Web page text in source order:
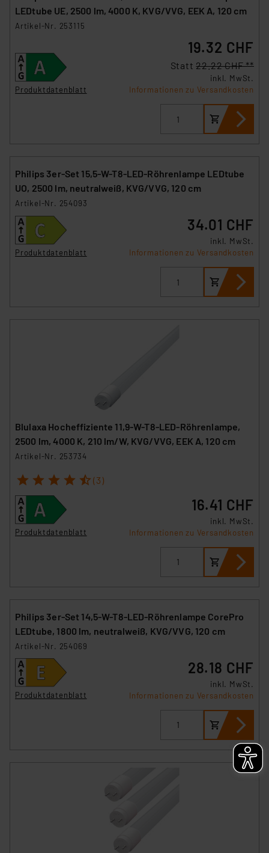
LEDtube UE, 2500 lm, 4000 K, KVG/VVG, EEK A, 120 cm
Artikel-Nr. 253115
Produktdatenblatt
19.32 CHF
Statt22.22 CHF **
inkl. MwSt.
Informationen zu Versandkosten
Philips 3er-Set 15,5-W-T8-LED-Röhrenlampe LEDtube
UO, 2500 lm, neutralweiß, KVG/VVG, 120 cm
Artikel-Nr. 254093
Produktdatenblatt
34.01 CHF
inkl. MwSt.
Informationen zu Versandkosten
Blulaxa Hocheffiziente 11,9-W-T8-LED-Röhrenlampe,
2500 lm, 4000 K, 210 lm/W, KVG/VVG, EEK A, 120 cm
Artikel-Nr. 253734
1 2 3 4 5 (3)
Produktdatenblatt
16.41 CHF
inkl. MwSt.
Informationen zu Versandkosten
Philips 3er-Set 14,5-W-T8-LED-Röhrenlampe CorePro
LEDtube, 1800 lm, neutralweiß, KVG/VVG, 120 cm
Artikel-Nr. 254069
Produktdatenblatt
28.18 CHF
inkl. MwSt.
Informationen zu Versandkosten